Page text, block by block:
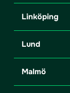
Linköping
Lund
Malmö